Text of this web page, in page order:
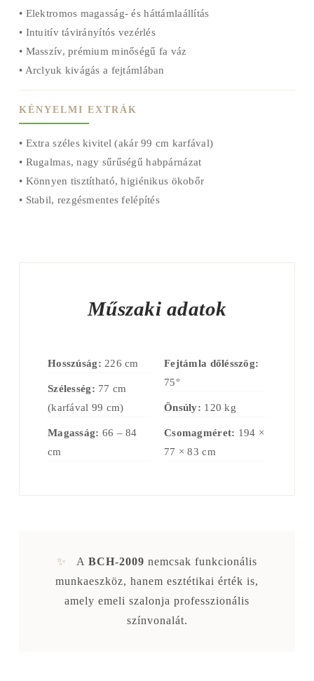
• Elektromos magasság- és háttámlaállítás
• Intuitív távirányítós vezérlés
• Masszív, prémium minőségű fa váz
• Arclyuk kivágás a fejtámlában
KÉNYELMI EXTRÁK
• Extra széles kivitel (akár 99 cm karfával)
• Rugalmas, nagy sűrűségű habpárnázat
• Könnyen tisztítható, higiénikus ökobőr
• Stabil, rezgésmentes felépítés
Műszaki adatok
Hosszúság: 226 cm
Szélesség: 77 cm
(karfával 99 cm)
Magasság: 66 – 84
cm
Fejtámla dőlésszög:
75°
Önsúly: 120 kg
Csomagméret: 194 ×
77 × 83 cm
✨ A BCH-2009 nemcsak funkcionális
munkaeszköz, hanem esztétikai érték is,
amely emeli szalonja professzionális
színvonalát.